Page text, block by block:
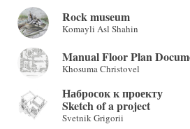
Rock museum
Komayli Asl Shahin
Manual Floor Plan
Khosuma Christovel
Набросок к проекту
Sketch of a project
Svetnik Grigorii